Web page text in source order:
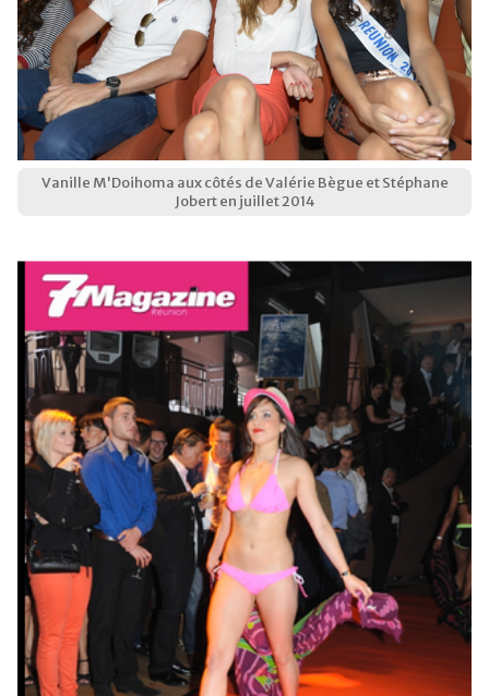
Vanille M'Doihoma aux côtés de Valérie Bègue et Stéphane
Jobert en juillet 2014